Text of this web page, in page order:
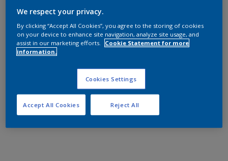
We respect your privacy.
By clicking “Accept All Cookies”, you agree to the storing of cookies
on your device to enhance site navigation, analyze site usage, and
assist in our marketing efforts.
Cookie Statement for more
information.
Cookies Settings
Reject All
Accept All Cookies